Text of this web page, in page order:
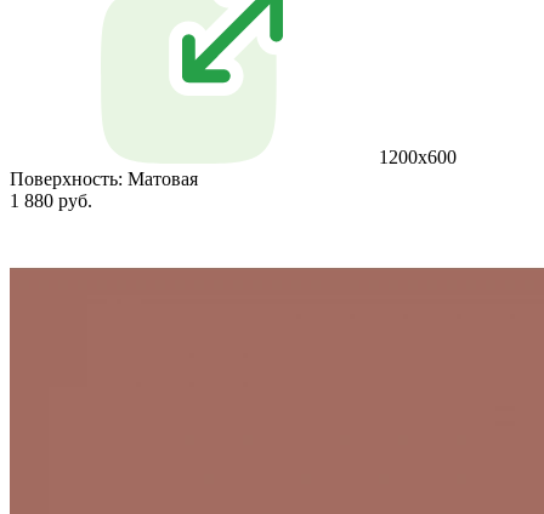
1200х600
Поверхность: Матовая
1 880 руб.